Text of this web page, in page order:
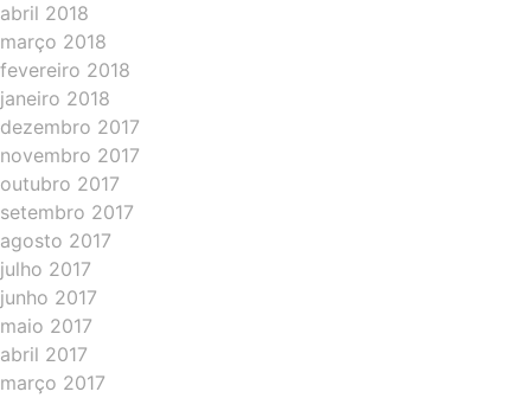
abril 2018
março 2018
fevereiro 2018
janeiro 2018
dezembro 2017
novembro 2017
outubro 2017
setembro 2017
agosto 2017
julho 2017
junho 2017
maio 2017
abril 2017
março 2017